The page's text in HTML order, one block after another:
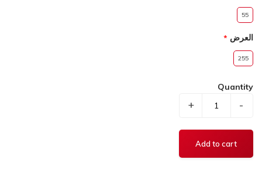
55
العرض
255
Quantity
-
+